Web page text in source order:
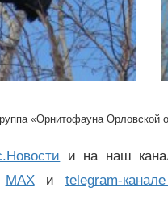
«Орнитофауна Орловской
и на наш
MAXи telegram-